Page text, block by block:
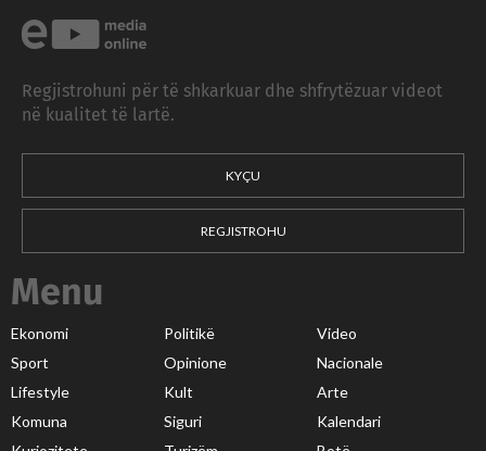
Regjistrohuni për të shkarkuar dhe shfrytëzuar videot
në kualitet të lartë.
KYÇU
REGJISTROHU
Menu
Ekonomi Politikë
Video
Sport
Opinione
Nacionale
Lifestyle
Kult
Arte
Komuna
Siguri
Kalendari